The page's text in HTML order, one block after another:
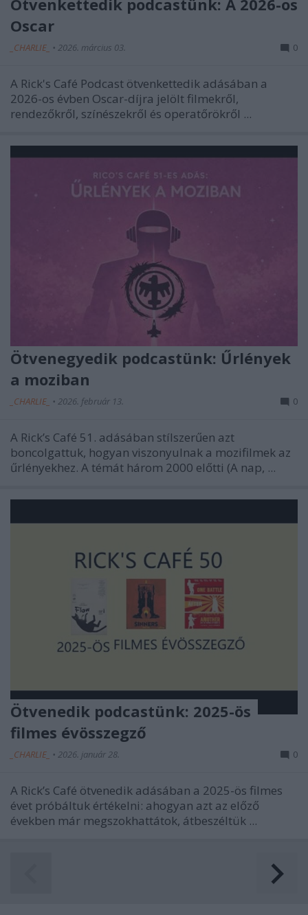
Ötvenkettedik podcastünk: A 2026-os
Oscar
_CHARLIE_ • 2026. március 03. 0
A Rick's Café Podcast ötvenkettedik adásában a
2026-os évben Oscar-díjra jelölt filmekről,
rendezőkről, színészekről és operatőrökről ...
Ötvenegyedik podcastünk: Űrlények
a moziban
_CHARLIE_ • 2026. február 13. 0
A Rick’s Café 51. adásában stílszerűen azt
boncolgattuk, hogyan viszonyulnak a mozifilmek az
űrlényekhez. A témát három 2000 előtti (A nap, ...
Ötvenedik podcastünk: 2025-ös
filmes évösszegző
_CHARLIE_ • 2026. január 28. 0
A Rick’s Café ötvenedik adásában a 2025-ös filmes
évet próbáltuk értékelni: ahogyan azt az előző
években már megszokhattátok, átbeszéltük ...